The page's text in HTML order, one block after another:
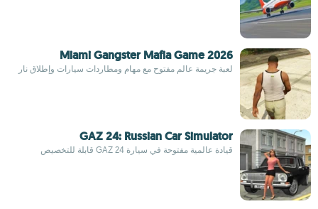
Miami Gangster Mafia Game 2026
لعبة جريمة عالم مفتوح مع مهام ومطاردات سيارات وإطلاق نار
GAZ 24: Russian Car Simulator
قيادة عالمية مفتوحة في سيارة GAZ 24 قابلة للتخصيص